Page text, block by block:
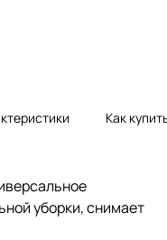
Как
уборки, снимает